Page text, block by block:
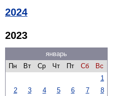
2024
2023
январь
Пн
Вт Ср Чт Пт Сб
Вс
1
2
3 4 5 6 7
8